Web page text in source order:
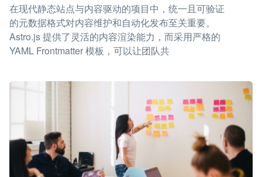
在现代静态站点与内容驱动的项目中，统一且可验证
的元数据格式对内容维护和自动化发布至关重要。
Astro.js 提供了灵活的内容渲染能力，而采用严格的
YAML Frontmatter 模板，可以让团队共